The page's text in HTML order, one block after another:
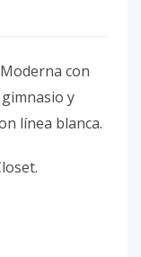
con
y
línea blanca.